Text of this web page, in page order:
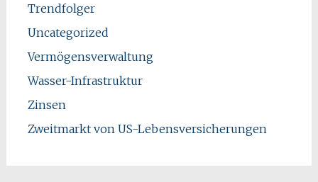
Trendfolger
Uncategorized
Vermögensverwaltung
Wasser-Infrastruktur
Zinsen
Zweitmarkt von US-Lebensversicherungen